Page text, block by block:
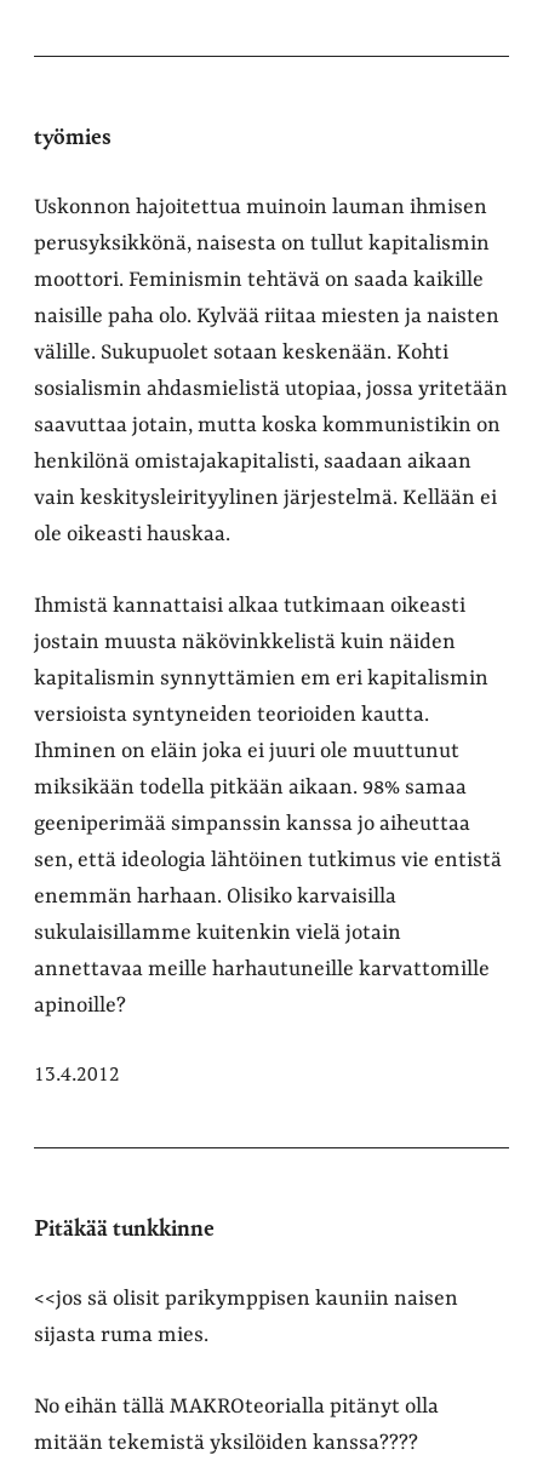
työmies
Uskonnon hajoitettua muinoin lauman ihmisen
perusyksikkönä, naisesta on tullut kapitalismin
moottori. Feminismin tehtävä on saada kaikille
naisille paha olo. Kylvää riitaa miesten ja naisten
välille. Sukupuolet sotaan keskenään. Kohti
sosialismin ahdasmielistä utopiaa, jossa yritetään
saavuttaa jotain, mutta koska kommunistikin on
henkilönä omistajakapitalisti, saadaan aikaan
vain keskitysleirityylinen järjestelmä. Kellään ei
ole oikeasti hauskaa.
Ihmistä kannattaisi alkaa tutkimaan oikeasti
jostain muusta näkövinkkelistä kuin näiden
kapitalismin synnyttämien em eri kapitalismin
versioista syntyneiden teorioiden kautta.
Ihminen on eläin joka ei juuri ole muuttunut
miksikään todella pitkään aikaan. 98% samaa
geeniperimää simpanssin kanssa jo aiheuttaa
sen, että ideologia lähtöinen tutkimus vie entistä
enemmän harhaan. Olisiko karvaisilla
sukulaisillamme kuitenkin vielä jotain
annettavaa meille harhautuneille karvattomille
apinoille?
13.4.2012
Pitäkää tunkkinne
<<jos sä olisit parikymppisen kauniin naisen
sijasta ruma mies.
No eihän tällä MAKROteorialla pitänyt olla
mitään tekemistä yksilöiden kanssa????